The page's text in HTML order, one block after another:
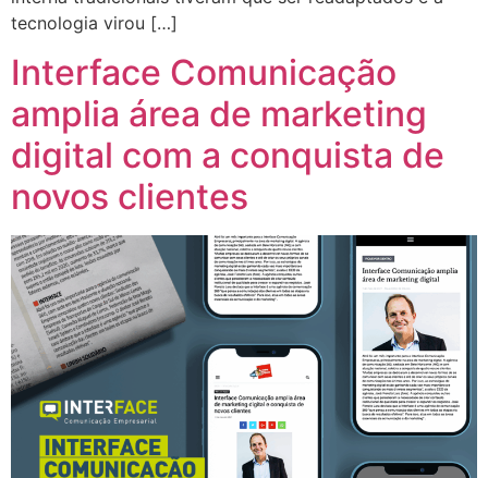
tecnologia virou […]
Interface Comunicação
amplia área de marketing
digital com a conquista de
novos clientes